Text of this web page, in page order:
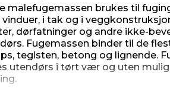
malefugemassen brukes til
i tak og i
dørfatninger og andre ikke-
Fugemassen binder til de
teglsten, betong og lignende.
utendørs i tørt vær og uten